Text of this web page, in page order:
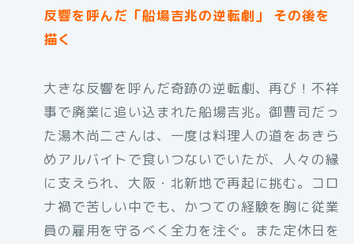
反響を呼んだ「船場吉兆の逆転劇」 その後を
描く
大きな反響を呼んだ奇跡の逆転劇、再び！不祥
事で廃業に追い込まれた船場吉兆。御曹司だっ
た湯木尚二さんは、一度は料理人の道をあきら
めアルバイトで食いつないでいたが、人々の縁
に支えられ、大阪・北新地で再起に挑む。コロ
ナ禍で苦しい中でも、かつての経験を胸に従業
員の雇用を守るべく全力を注ぐ。また定休日を